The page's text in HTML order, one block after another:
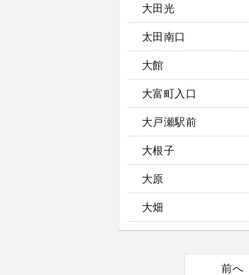
大田光
太田南口
大館
大富町入口
大戸瀬駅前
大根子
大原
大畑
前へ